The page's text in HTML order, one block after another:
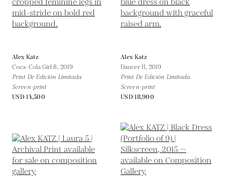
Alex Katz
Coca-Cola Girl 8, 2019
Print De Edición Limitada
Screen-print
USD 14,500
Alex Katz
Dancer II,2019
Print De Edición Limitada
Screen-print
USD 18,900